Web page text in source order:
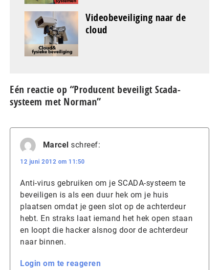
Videobeveiliging naar de
cloud
Eén reactie op “Producent beveiligt Scada-
systeem met Norman”
Marcel schreef:
12 juni 2012 om 11:50
Anti-virus gebruiken om je SCADA-systeem te
beveiligen is als een duur hek om je huis
plaatsen omdat je geen slot op de achterdeur
hebt. En straks laat iemand het hek open staan
en loopt die hacker alsnog door de achterdeur
naar binnen.
Login om te reageren